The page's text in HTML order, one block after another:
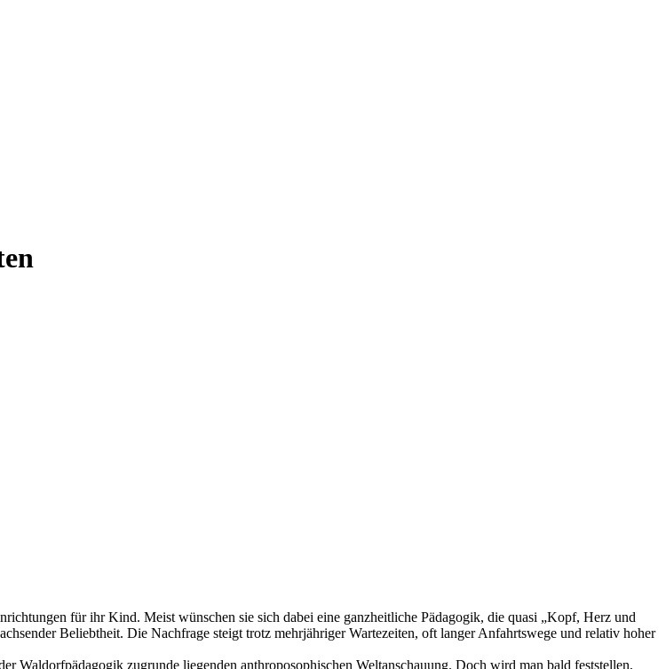
für ihr Kind. Meist wünschen sie sich dabei eine ganzheitliche Pädagogik, die quasi „Kopf, Herz und
Beliebtheit. Die Nachfrage steigt trotz mehrjähriger Wartezeiten, oft langer Anfahrtswege und relativ hoher
Waldorfpädagogik zugrunde liegenden anthroposophischen Weltanschauung. Doch wird man bald feststellen,